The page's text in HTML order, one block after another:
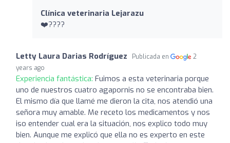
Clínica veterinaria Lejarazu
❤️????
Letty Laura Darias Rodríguez Publicada en
2
years ago
Experiencia fantástica: Fuimos a esta veterinaria porque
uno de nuestros cuatro agapornis no se encontraba bien.
El mismo día que llamé me dieron la cita, nos atendió una
señora muy amable. Me receto los medicamentos y nos
iso entender cual era la situación, nos explico todo muy
bien. Aunque me explicó que ella no es experto en este